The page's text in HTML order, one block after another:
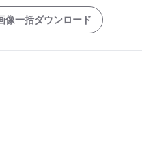
像一括ダウンロード